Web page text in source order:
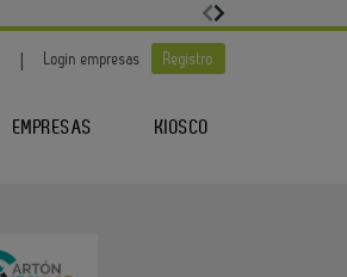
| Login empresas Registro
EMPRESAS KIOSCO